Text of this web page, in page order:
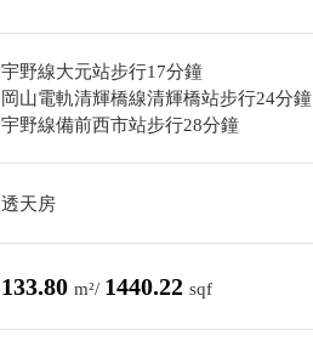
宇野線大元站步行17分鐘
岡山電軌清輝橋線清輝橋站步行24分鐘
宇野線備前西市站步行28分鐘
透天房
133.80 m²/ 1440.22 sqf